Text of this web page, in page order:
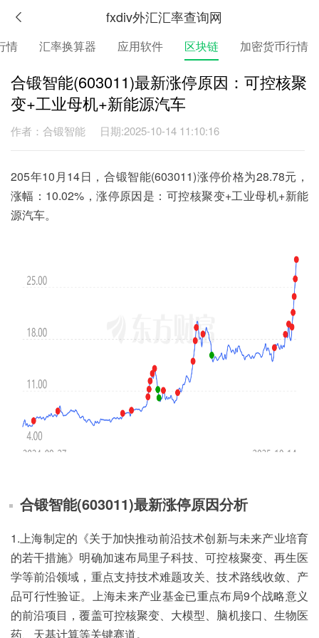
fxdiv外汇汇率查询网
情 汇率换算器 应用软件 区块链 加密货币行情
合锻智能(603011)最新涨停原因：可控核聚
变+工业母机+新能源汽车
作者：合锻智能 日期:2025-10-14 11:10:16
205年10月14日，合锻智能(603011)涨停价格为28.78元，
涨幅： 10.02%，涨停原因是：可控核聚变+工业母机+新能
源汽车。
合锻智能(603011)最新涨停原因分析
1.上海制定的《关于加快推动前沿技术创新与未来产业培育
的若干措施》明确加速布局里子科技、可控核聚变、再生医
学等前沿领域，重点支持技术难题攻关、技术路线收敛、产
品可行性验证。上海未来产业基金已重点布局9个战略意义
的前沿项目，覆盖可控核聚变、大模型、脑机接口、生物医
药、天基计算等关键赛道。